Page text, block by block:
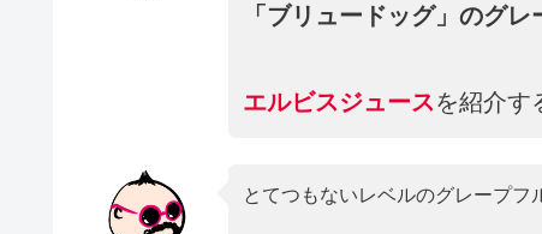
「ブリュードッグ」のグ
エルビスジュースを紹介す
とてつもないレベルのグレープフ